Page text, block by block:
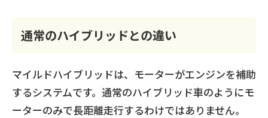
通常のハイブリッドとの違い
マイルドハイブリッドは、モーターがエンジンを補助
するシステムです。通常のハイブリッド車のようにモ
ーターのみで長距離走行するわけではありません。